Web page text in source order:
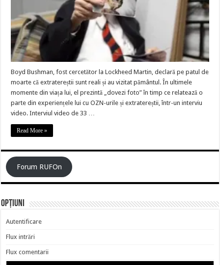
Boyd Bushman, fost cercetător la Lockheed Martin, declară pe patul de
moarte că extratereștii sunt reali și au vizitat pământul. În ultimele
momente din viața lui, el prezintă „dovezi foto” în timp ce relatează o
parte din experiențele lui cu OZN-urile și extratereștii, într-un interviu
video. Interviul video de 33 …
Read More »
Forum RUFOn
Opțiuni
Autentificare
Flux intrări
Flux comentarii